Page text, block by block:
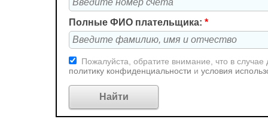
Полные ФИО плательщика: *
Пожалуйста, обратите внимание, что в
политику конфиденциальности и условия